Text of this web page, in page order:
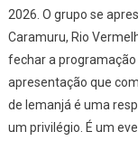
2026. O grupo se
Caramuru, Rio
fechar a
apresentação que
de Iemanjá é uma
um privilégio. É um